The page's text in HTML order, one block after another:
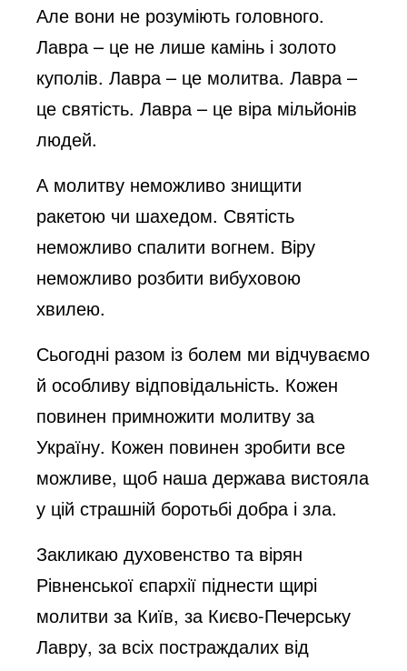
Але вони не розуміють головного.
Лавра – це не лише камінь і золото
куполів. Лавра – це молитва. Лавра –
це святість. Лавра – це віра мільйонів
людей.
А молитву неможливо знищити
ракетою чи шахедом. Святість
неможливо спалити вогнем. Віру
неможливо розбити вибуховою
хвилею.
Сьогодні разом із болем ми відчуваємо
й особливу відповідальність. Кожен
повинен примножити молитву за
Україну. Кожен повинен зробити все
можливе, щоб наша держава вистояла
у цій страшній боротьбі добра і зла.
Закликаю духовенство та вірян
Рівненської єпархії піднести щирі
молитви за Київ, за Києво-Печерську
Лавру, за всіх постраждалих від